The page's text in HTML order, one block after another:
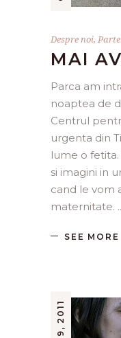
Despre noi,
MAI
Parca am
noaptea de
Centrul
urgenta din
lume o
si imagini in
cand le vom
maternitate.
SEE MORE